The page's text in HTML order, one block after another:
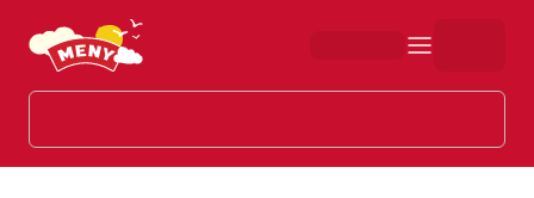
Hopp til hovedinnhold